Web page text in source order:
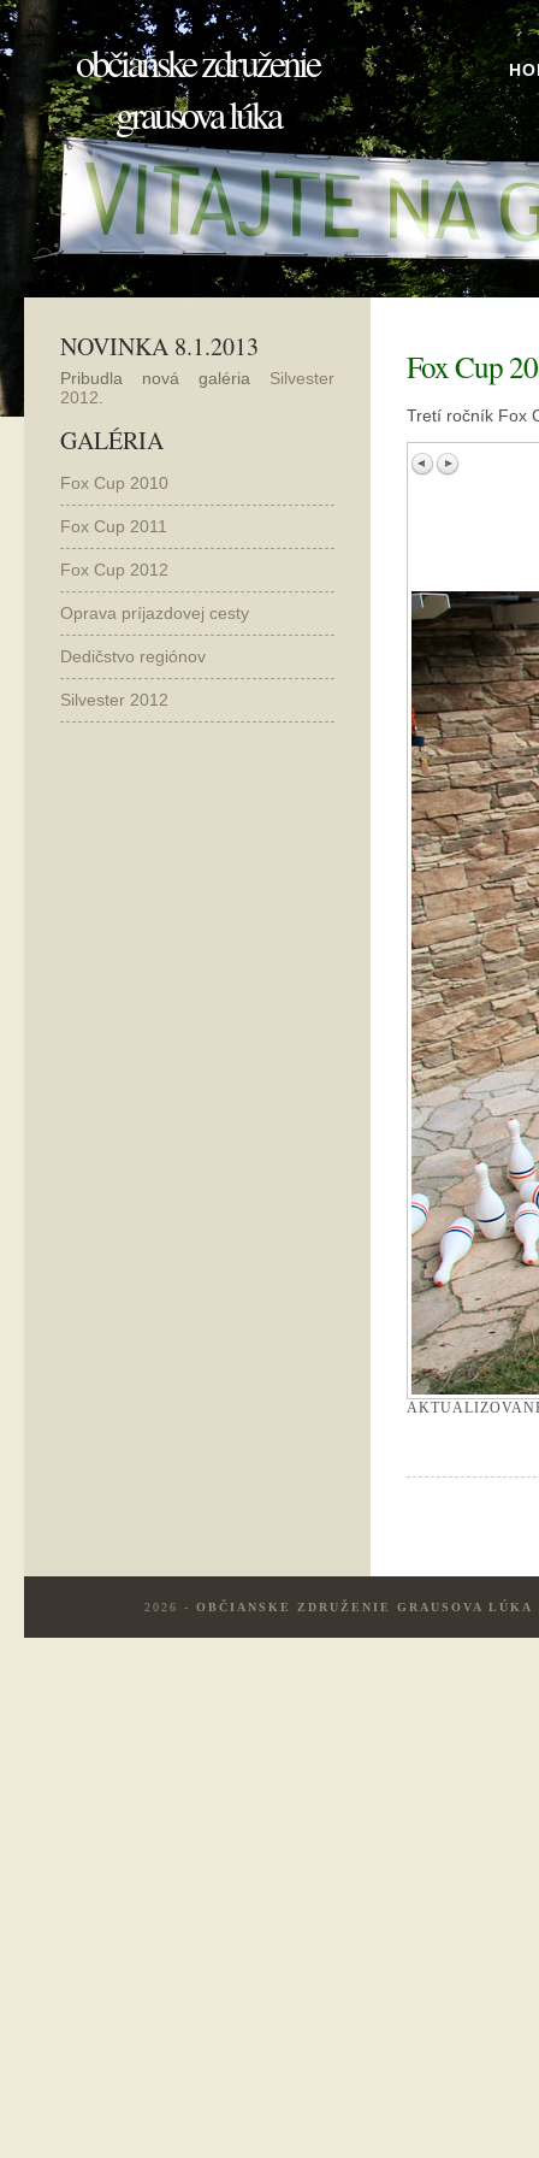
občianske združenie
grausova lúka
Fox Cup
Tretí ročník Fox
NOVINKA 8.1.2013
Pribudla nová galéria Silvester
2012
GALÉRIA
Fox Cup 2010
Fox Cup 2011
Fox Cup 2012
Oprava príjazdovej cesty
Dedičstvo regiónov
Silvester 2012
2026 - OBČIANSKE ZDRUŽENIE GRAUSOVA LÚKA